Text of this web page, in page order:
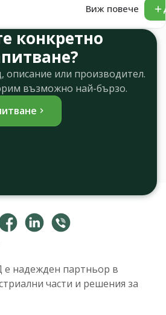
Виж повече
конкретно
описание или производител.
възможно най-бързо.
надежден партньор в
части и решения за